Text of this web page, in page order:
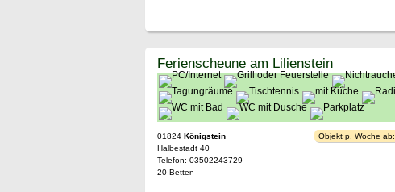
Ferienscheune am Lilienstein
01824 Königstein
Halbestadt 40
Telefon: 03502243729
20 Betten
Objekt p. Woche ab: